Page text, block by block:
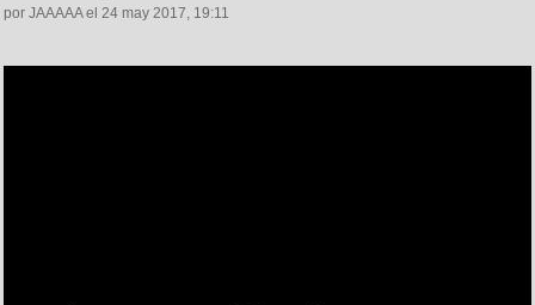
por JAAAAA el 24 may 2017, 19:11